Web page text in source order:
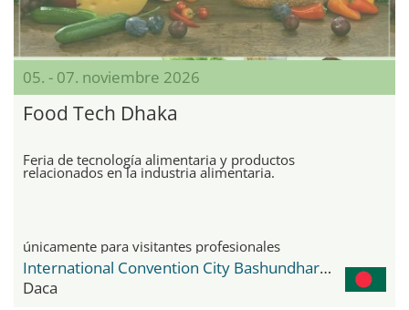
05. - 07. noviembre 2026
Food Tech Dhaka
Feria de tecnología alimentaria y productos
relacionados en la industria alimentaria.
únicamente para visitantes profesionales
International Convention City Bashundhara - ICCB
Daca